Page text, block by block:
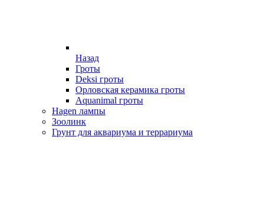
Назад
Гроты
Deksi гроты
Орловская керамика гроты
Aquanimal гроты
Hagen лампы
Зоолинк
Грунт для аквариума и террариума